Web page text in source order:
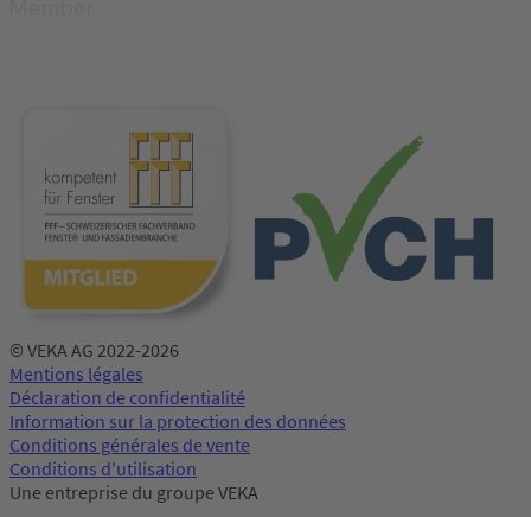
© VEKA AG 2022-2026
Mentions légales
Déclaration de confidentialité
Information sur la protection des données
Conditions générales de vente
Conditions d'utilisation
Une entreprise du groupe VEKA